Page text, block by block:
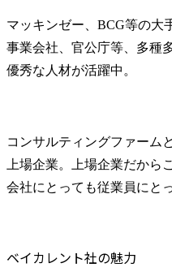
マッキンゼー、BCG等の大
事業会社、官公庁等、多種
優秀な人材が活躍中。
コンサルティングファーム
上場企業。上場企業だから
会社にとっても従業員にと
ベイカレント社の魅力